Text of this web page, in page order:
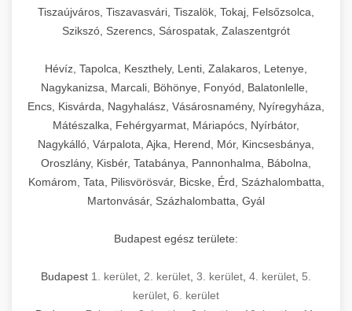
Tiszaújváros, Tiszavasvári, Tiszalök, Tokaj, Felsőzsolca,
Szikszó, Szerencs, Sárospatak, Zalaszentgrót
Hévíz, Tapolca, Keszthely, Lenti, Zalakaros, Letenye,
Nagykanizsa, Marcali, Böhönye, Fonyód, Balatonlelle,
Encs, Kisvárda, Nagyhalász, Vásárosnamény, Nyíregyháza,
Mátészalka, Fehérgyarmat, Máriapócs, Nyírbátor,
Nagykálló, Várpalota, Ajka, Herend, Mór, Kincsesbánya,
Oroszlány, Kisbér, Tatabánya, Pannonhalma, Bábolna,
Komárom, Tata, Pilisvörösvár, Bicske, Érd, Százhalombatta,
Martonvásár, Százhalombatta, Gyál
Budapest egész területe:
Budapest 1. kerület 2. kerület 3. kerület 4. kerület 5.
kerület 6. kerület